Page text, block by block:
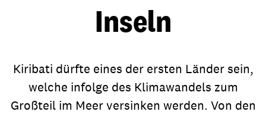
Inseln
Kiribati dürfte eines der ersten Länder sein,
welche infolge des Klimawandels zum
Großteil im Meer versinken werden. Von den